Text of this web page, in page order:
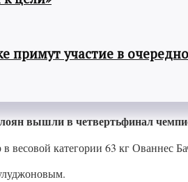
участие в
вышли в четвертьфинал
категории 63 кг Ованнес